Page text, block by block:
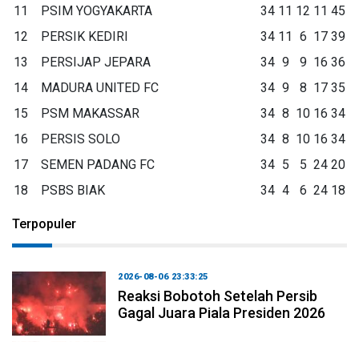
11
PSIM YOGYAKARTA 34 11 12 11 45
12
PERSIK KEDIRI 34 11 6 17 39
13
PERSIJAP JEPARA 34 9 9 16 36
14
MADURA UNITED FC 34 9 8 17 35
15
PSM MAKASSAR 34 8 10 16 34
16
PERSIS SOLO 34 8 10 16 34
17
SEMEN PADANG FC 34 5 5 24 20
18
PSBS BIAK 34 4 6 24 18
Terpopuler
2026-08-06 23:33:25
Reaksi Bobotoh Setelah Persib
Gagal Juara Piala Presiden 2026